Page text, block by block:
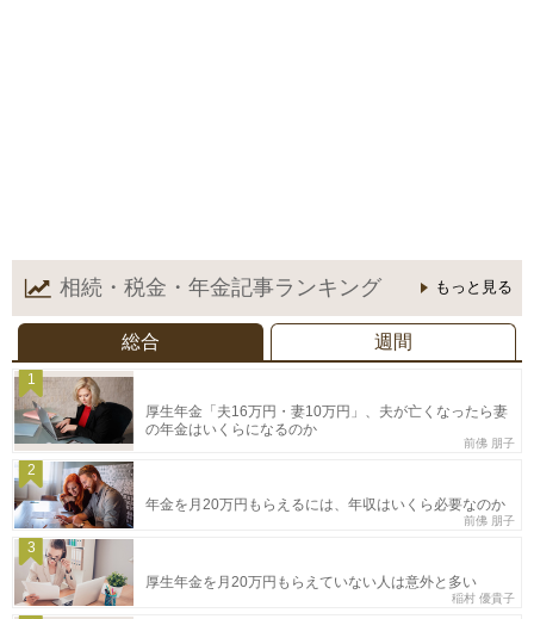
相続・税金・年金記事ランキング もっと見る
総合 週間
1
厚生年金「夫16万円・妻10万円」、夫が亡くなったら妻
の年金はいくらになるのか
前佛 朋子
2
年金を月20万円もらえるには、年収はいくら必要なのか
前佛 朋子
3
厚生年金を月20万円もらえていない人は意外と多い
稲村 優貴子